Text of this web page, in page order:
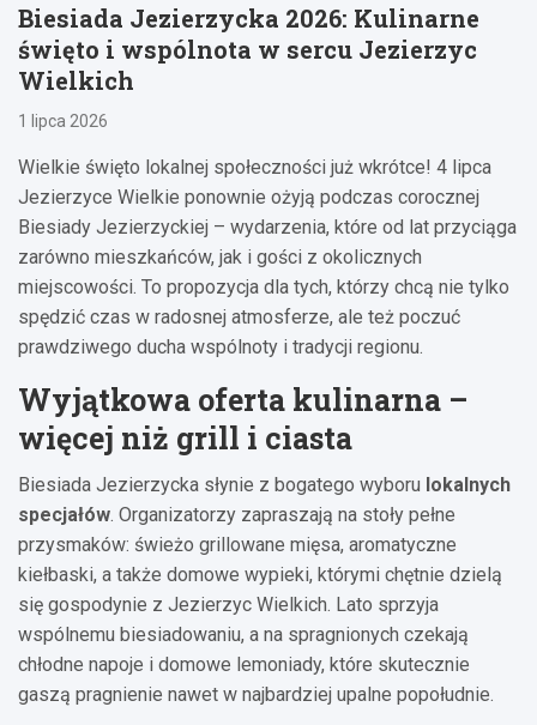
Biesiada Jezierzycka 2026: Kulinarne
święto i wspólnota w sercu Jezierzyc
Wielkich
1 lipca 2026
Wielkie święto lokalnej społeczności już wkrótce! 4 lipca
Jezierzyce Wielkie ponownie ożyją podczas corocznej
Biesiady Jezierzyckiej – wydarzenia, które od lat przyciąga
zarówno mieszkańców, jak i gości z okolicznych
miejscowości. To propozycja dla tych, którzy chcą nie tylko
spędzić czas w radosnej atmosferze, ale też poczuć
prawdziwego ducha wspólnoty i tradycji regionu.
Wyjątkowa oferta kulinarna –
więcej niż grill i ciasta
Biesiada Jezierzycka słynie z bogatego wyboru lokalnych
specjałów. Organizatorzy zapraszają na stoły pełne
przysmaków: świeżo grillowane mięsa, aromatyczne
kiełbaski, a także domowe wypieki, którymi chętnie dzielą
się gospodynie z Jezierzyc Wielkich. Lato sprzyja
wspólnemu biesiadowaniu, a na spragnionych czekają
chłodne napoje i domowe lemoniady, które skutecznie
gaszą pragnienie nawet w najbardziej upalne popołudnie.